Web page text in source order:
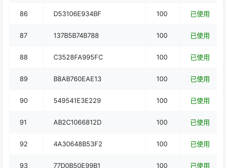
86 D53106E934BF 100 已使用
87 137B5B74B788 100 已使用
88 C3528FA995FC 100 已使用
89 B8AB760EAE13 100 已使用
90 549541E3E229 100 已使用
91 AB2C1066812D 100 已使用
92 4A30648B53F2 100 已使用
93 77D0B50E99B1 100 已使用